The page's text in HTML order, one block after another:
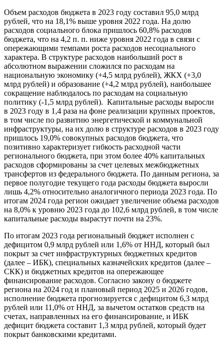
Объем расходов бюджета в 2023 году составил 95,0 млрд
рублей, что на 18,1% выше уровня 2022 года. На долю
расходов социального блока пришлось 60,8% расходов
бюджета, что на 4,2 п. п. ниже уровня 2022 года в связи с
опережающими темпами роста расходов несоциального
характера. В структуре расходов наибольший рост в
абсолютном выражении сложился по расходам на
национальную экономику (+4,5 млрд рублей), ЖКХ (+3,0
млрд рублей) и образование (+4,2 млрд рублей), наибольшее
сокращение наблюдалось по расходам на социальную
политику (-1,5 млрд рублей). Капитальные расходы выросли
в 2023 году в 1,4 раза на фоне реализации крупных проектов,
в том числе по развитию энергетической и коммунальной
инфраструктуры, на их долю в структуре расходов в 2023 году
пришлось 19,0% совокупных расходов бюджета, что
позитивно характеризует гибкость расходной части
регионального бюджета, при этом более 40% капитальных
расходов сформированы за счет целевых межбюджетных
трансфертов из федерального бюджета. По данным региона, за
первое полугодие текущего года расходы бюджета выросли
лишь 4,2% относительно аналогичного периода 2023 года. По
итогам 2024 года регион ожидает увеличение объема расходов
на 8,0% к уровню 2023 года до 102,6 млрд рублей, в том числе
капитальные расходы вырастут почти на 23%.
По итогам 2023 года региональный бюджет исполнен с
дефицитом 0,9 млрд рублей или 1,6% от ННД, который был
покрыт за счет инфраструктурных бюджетных кредитов
(далее – ИБК), специальных казначейских кредитов (далее –
СКК) и бюджетных кредитов на опережающее
финансирование расходов. Согласно закону о бюджете
региона на 2024 год и плановый период 2025 и 2026 годов,
исполнение бюджета прогнозируется с дефицитом 6,3 млрд
рублей или 11,0% от ННД, за вычетом остатков средств на
счетах, направленных на его финансирование, и ИБК
дефицит бюджета составит 1,3 млрд рублей, который будет
покрыт банковскими кредитами.